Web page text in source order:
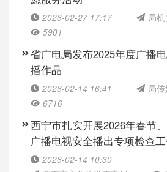
2026-02-27 17:17
局
5901
省广电局发布2025年度广播
播作品
2026-02-14 16:41
局
6716
西宁市扎实开展2026年春节
广播电视安全播出专项检查
2026-02-14 10:30